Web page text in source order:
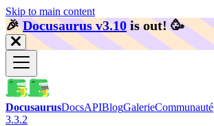
Skip to main content
🎉️Docusaurus v3.10 is out! 🥳️
DocusaurusDocsAPIBlogGalerieCommunauté
3.3.2